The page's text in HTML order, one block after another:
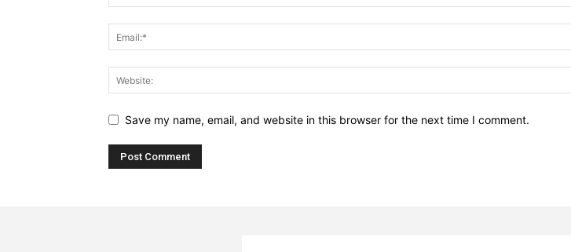
Save my name, email, and website in this browser for the next time I comment.